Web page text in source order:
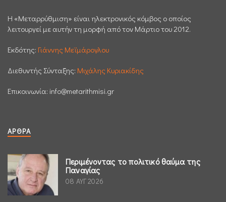
H «Μεταρρύθμιση» είναι ηλεκτρονικός κόμβος ο οποίος
λειτουργεί με αυτήν τη μορφή από τον Μάρτιο του 2012.
Εκδότης: Γιάννης Μεϊμάρογλου
Διεθυντής Σύνταξης: Μιχάλης Κυριακίδης
Επικοινωνία: info@metarithmisi.gr
ΆΡΘΡΑ
Περιμένοντας το πολιτικό θαύμα της
Παναγίας
08 ΑΥΓ 2026